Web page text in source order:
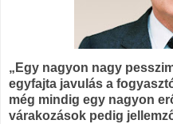
„Egy nagyon nagy
egyfajta javulás a
még mindig egy nagyon
várakozások pedig